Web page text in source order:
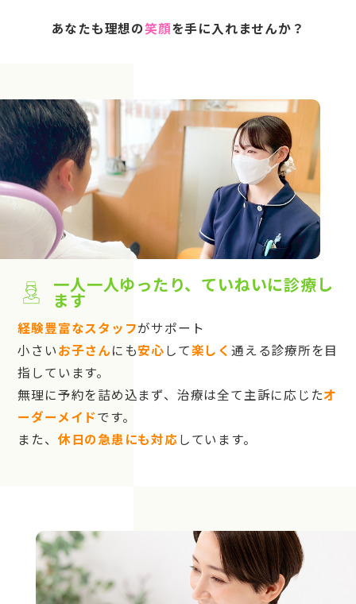
あなたも理想の笑顔を手に入れませんか？
一人一人ゆったり、ていねいに診療し
ます
経験豊富なスタッフがサポート
小さいお子さんにも安心して楽しく 通える診療所を目
指しています。
無理に予約を詰め込まず、治療は全て主訴に応じたオ
ーダーメイドです。
また、 休日の急患にも対応しています。